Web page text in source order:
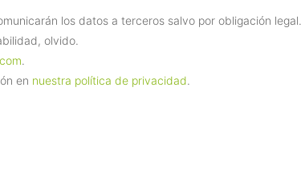
los datos a terceros salvo por obligación legal.
olvido.
.
en nuestra política de privacidad.